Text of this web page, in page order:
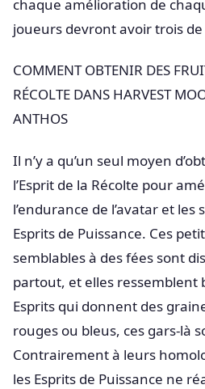
chaque amélioration de
joueurs devront avoir trois
COMMENT OBTENIR DES
RÉCOLTE DANS HARVEST
ANTHOS
Il n’y a qu’un seul moyen
l’Esprit de la Récolte pour
l’endurance de l’avatar et les
Esprits de Puissance. Ces
semblables à des fées sont
partout, et elles ressemblent
Esprits qui donnent des
rouges ou bleus, ces gars-là
Contrairement à leurs
les Esprits de Puissance ne